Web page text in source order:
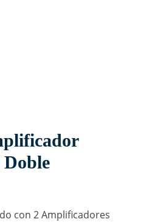
con 2 Amplificadores